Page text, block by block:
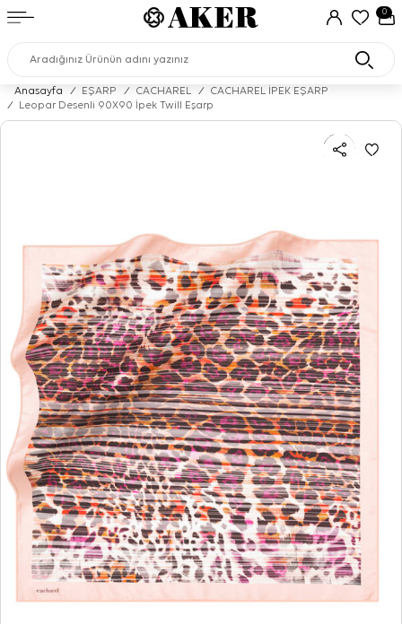
0
Anasayfa / EŞARP / CACHAREL /
CACHAREL İPEK EŞARP
/
Leopar Desenli 90X90 İpek Twill Eşarp